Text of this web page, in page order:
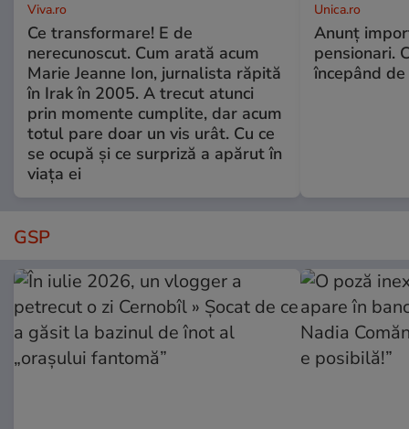
Viva.ro
Ce transformare! E de
nerecunoscut. Cum arată acum
Marie Jeanne Ion, jurnalista răpită
în Irak în 2005. A trecut atunci
prin momente cumplite, dar acum
totul pare doar un vis urât. Cu ce
se ocupă și ce surpriză a apărut în
viața ei
Unica.ro
Anunț
pensionari.
începând
GSP